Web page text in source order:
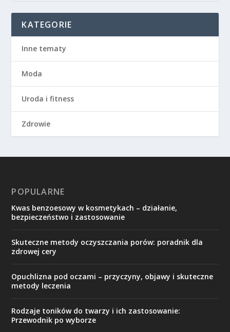
KATEGORIE
Inne tematy
Moda
Uroda i fitness
Zdrowie
POPULARNE
Kwas benzoesowy w kosmetykach – działanie,
bezpieczeństwo i zastosowanie
Skuteczne metody oczyszczania porów: poradnik dla
zdrowej cery
Opuchlizna pod oczami – przyczyny, objawy i skuteczne
metody leczenia
Rodzaje toników do twarzy i ich zastosowanie:
Przewodnik po wyborze